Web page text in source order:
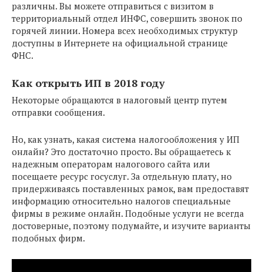
различны. Вы можете отправиться с визитом в
территориальный отдел ИНФС, совершить звонок по
горячей линии. Номера всех необходимых структур
доступны в Интернете на официальной странице
ФНС.
Как открыть ИП в 2018 году
Некоторые обращаются в налоговый центр путем
отправки сообщения.
Но, как узнать, какая система налогообложения у ИП
онлайн? Это достаточно просто. Вы обращаетесь к
надежным операторам налогового сайта или
посещаете ресурс госуслуг. За отдельную плату, но
придерживаясь поставленных рамок, вам предоставят
информацию относительно налогов специальные
фирмы в режиме онлайн. Подобные услуги не всегда
достоверные, поэтому подумайте, и изучите варианты
подобных фирм.